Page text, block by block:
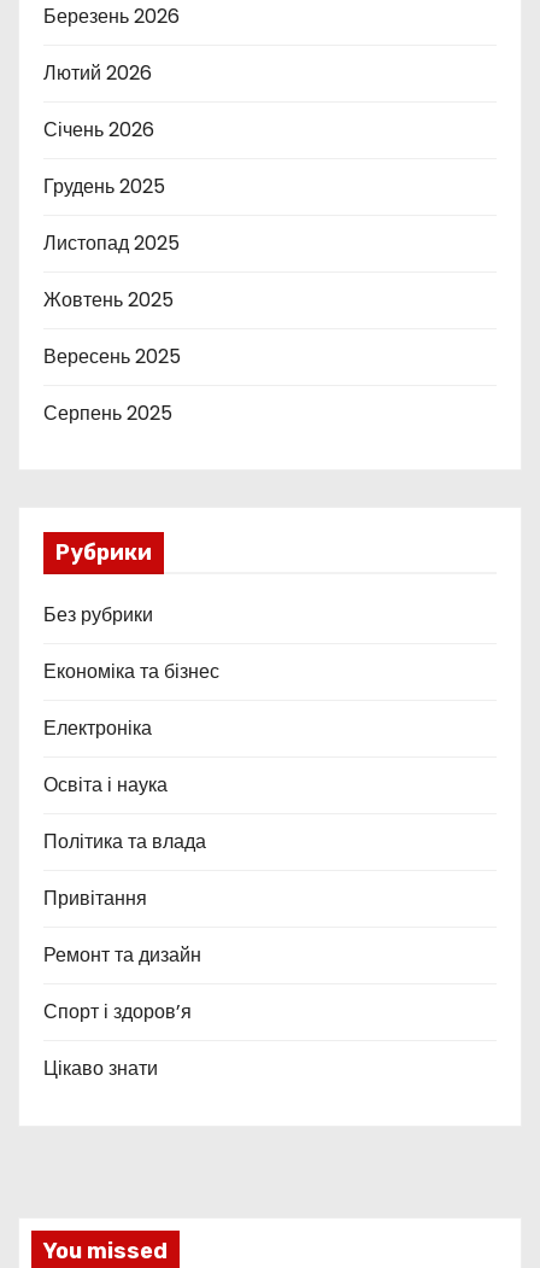
Березень 2026
Лютий 2026
Січень 2026
Грудень 2025
Листопад 2025
Жовтень 2025
Вересень 2025
Серпень 2025
Рубрики
Без рубрики
Економіка та бізнес
Електроніка
Освіта і наука
Політика та влада
Привітання
Ремонт та дизайн
Спорт і здоров’я
Цікаво знати
You missed